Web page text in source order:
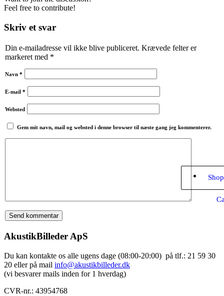
Feel free to contribute!
Skriv et svar
Din e-mailadresse vil ikke blive publiceret. Krævede felter er
markeret med *
Navn *
E-mail *
Websted
Gem mit navn, mail og websted i denne browser til næste gang jeg kommenterer.
AkustikBilleder ApS
Du kan kontakte os alle ugens dage (08:00-20:00) på tlf.: 21 59 30
20 eller på mail info@akustikbilleder.dk
(vi besvarer mails inden for 1 hverdag)
CVR-nr.: 43954768